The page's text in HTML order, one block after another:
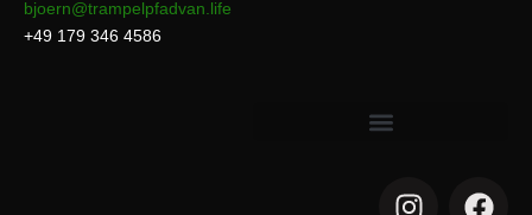
bjoern@trampelpfadvan.life
+49 179 346 4586
I
F